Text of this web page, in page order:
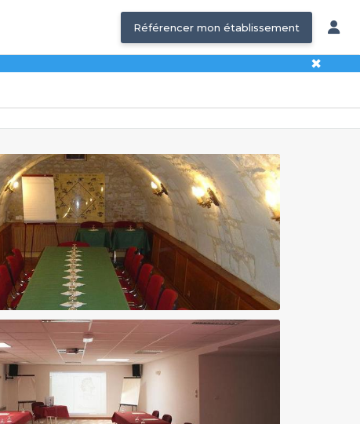
Référencer mon établissement
✖